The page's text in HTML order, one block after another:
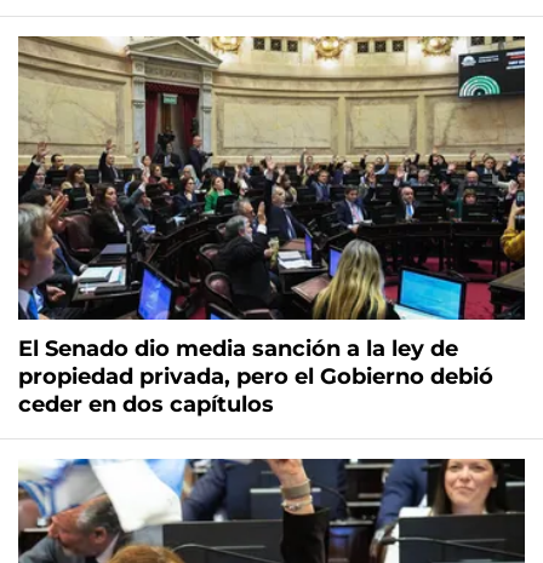
El Senado dio media sanción a la ley de
propiedad privada, pero el Gobierno debió
ceder en dos capítulos